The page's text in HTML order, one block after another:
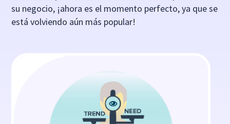
su negocio, ¡ahora es el momento perfecto, ya que se
está volviendo aún más popular!